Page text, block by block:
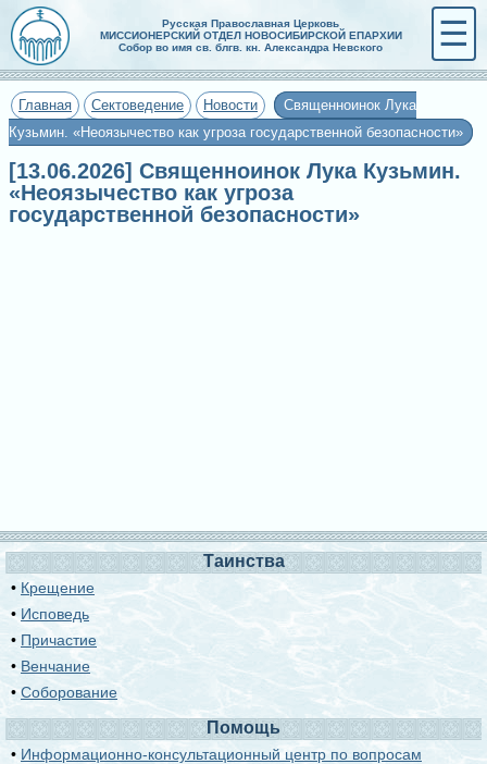
Русская Православная Церковь
МИССИОНЕРСКИЙ ОТДЕЛ НОВОСИБИРСКОЙ ЕПАРХИИ
Собор во имя св. блгв. кн. Александра Невского
☰
Главная Сектоведение Новости
Священноинок Лука
Кузьмин. «Неоязычество как угроза государственной безопасности»
[13.06.2026] Священноинок Лука Кузьмин.
«Неоязычество как угроза
государственной безопасности»
Таинства
• Крещение
• Исповедь
• Причастие
• Венчание
•Соборование
Помощь
• Информационно-консультационный центр по вопросам